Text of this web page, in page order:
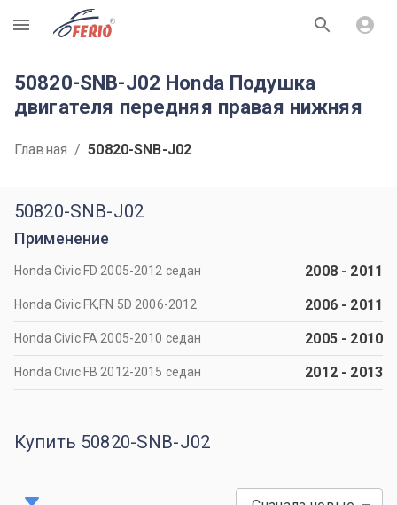
R
50820-SNB-J02 Honda Подушка
двигателя передняя правая нижняя
Главная / 50820-SNB-J02
50820-SNB-J02
Применение
Honda Civic FD 2005-2012 седан 2008- 2011
Honda Civic FK,FN 5D 2006-2012 2006- 2011
Honda Civic FA 2005-2010 седан 2005- 2010
Honda Civic FB 2012-2015 седан 2012- 2013
Купить 50820-SNB-J02